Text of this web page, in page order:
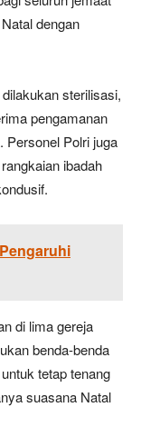
dengan
sterilisasi,
pengamanan
Personel Polri juga
ibadah
di lima gereja
benda-benda
tetap tenang
suasana Natal